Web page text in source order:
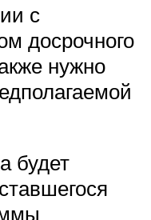
с
досрочного
нужно
будет